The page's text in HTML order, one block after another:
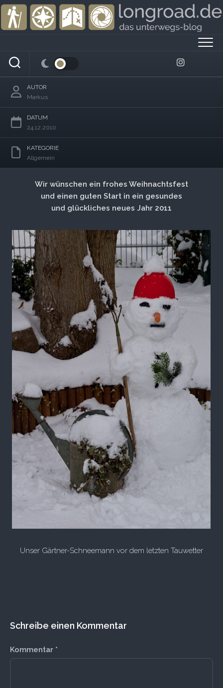
Skip
content
Weihnachten 2010
AUTOR
Markus
DATUM
24.12.2010
KATEGORIE
Allgemein
Wir wünschen ein frohes Weihnachtsfest
und einen guten Start in ein gesundes
und glückliches neues Jahr 2011
Unser Gärtner-Schneemann vor dem letzten Tauwetter
Schreibe einen Kommentar
Kommentar *